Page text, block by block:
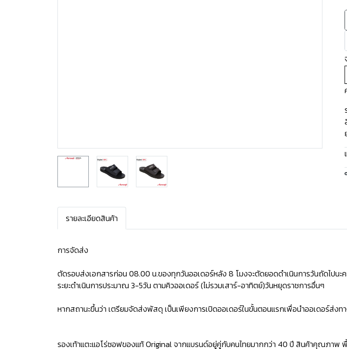
รายละเอียดสินค้า
การจัดส่ง
ตัดรอบส่งเอกสารก่อน 08.00 น.ของทุกวันออเดอร์หลัง 8 โมงจะตัดยอดดำเนินการวันถัดไปนะค
ระยะดำเนินการประมาณ 3-5วัน ตามคิวออเดอร์ (ไม่รวมเสาร์-อาทิตย์)วันหยุดราชการอื่นๆ
หากสถานะขึ้นว่า เตรียมจัดส่งพัสดุ เป็นเพียงการเปิดออเดอร์ในขั้นตอนแรกเพื่อนำออเดอร์ส่ง
รองเท้าแตะแอโร่ซอฟของแท้ Original จากแบรนด์อยู่คู่กับคนไทยมากกว่า 40 ปี สินค้าคุณภาพ